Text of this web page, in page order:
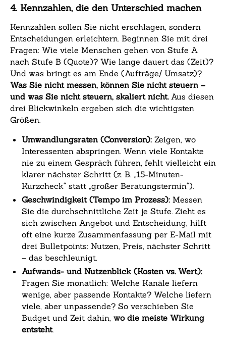
4. Kennzahlen, die den Unterschied machen
Kennzahlen sollen Sie nicht erschlagen, sondern
Entscheidungen erleichtern. Beginnen Sie mit drei
Fragen: Wie viele Menschen gehen von Stufe A
nach Stufe B (Quote)? Wie lange dauert das (Zeit)?
Und was bringt es am Ende (Aufträge/ Umsatz)?
Was Sie nicht messen, können Sie nicht steuern –
und was Sie nicht steuern, skaliert nicht.Aus diesen
drei Blickwinkeln ergeben sich die wichtigsten
Größen.
Umwandlungsraten (Conversion): Zeigen, wo
Interessenten abspringen. Wenn viele Kontakte
nie zu einem Gespräch führen, fehlt vielleicht ein
klarer nächster Schritt (z. B. „15-Minuten-
Kurzcheck“ statt „großer Beratungstermin“).
Geschwindigkeit (Tempo im Prozess): Messen
Sie die durchschnittliche Zeit je Stufe. Zieht es
sich zwischen Angebot und Entscheidung, hilft
oft eine kurze Zusammenfassung per E-Mail mit
drei Bulletpoints: Nutzen, Preis, nächster Schritt
– das beschleunigt.
Aufwands- und Nutzenblick (Kosten vs. Wert):
Fragen Sie monatlich: Welche Kanäle liefern
wenige, aber passende Kontakte? Welche liefern
viele, aber unpassende? So verschieben Sie
Budget und Zeit dahin,wo die meiste Wirkung
entsteht.